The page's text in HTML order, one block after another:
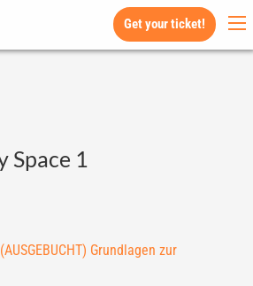
Get your ticket!
Space 1
(AUSGEBUCHT) Grundlagen zur